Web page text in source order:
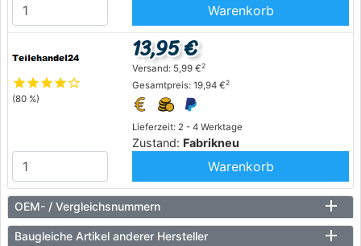
Warenkorb
starstarstarstarstar_outline
(80 %)
Lieferzeit: 2 - 4 Werktage
Zustand: Fabrikneu
13,95 €
Versand: 5,99 €2
Gesamtpreis: 19,94 €2
Warenkorb
OEM- / Vergleichsnummern
Baugleiche Artikel anderer Hersteller